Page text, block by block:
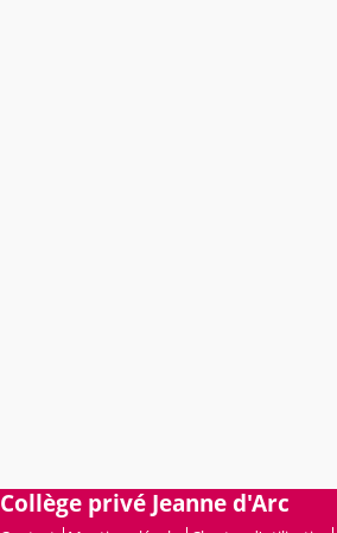
Collège privé Jeanne d'Arc